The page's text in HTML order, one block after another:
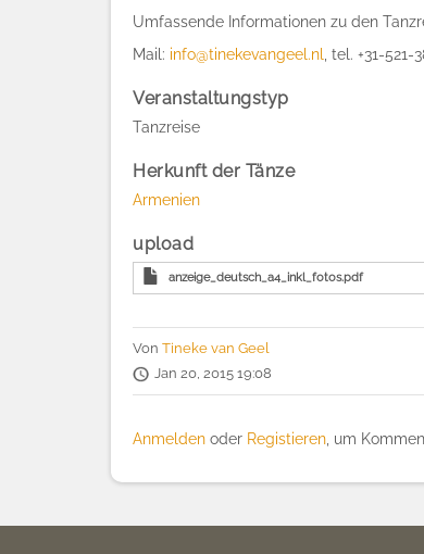
Umfassende Informationen zu den
Mail: info@tinekevangeel.nl, tel. +31-521-
Veranstaltungstyp
Tanzreise
Herkunft der Tänze
Armenien
upload
anzeige_deutsch_a4_inkl_fotos.pdf
Von Tineke van Geel
Jan 20, 2015 19:08
Anmelden oder Registieren, um